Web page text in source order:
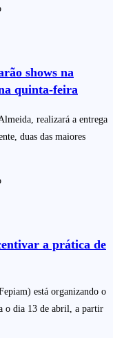
shows na
quinta-feira
realizará a entrega
duas das maiores
a prática de
está organizando o
o dia 13 de abril, a partir